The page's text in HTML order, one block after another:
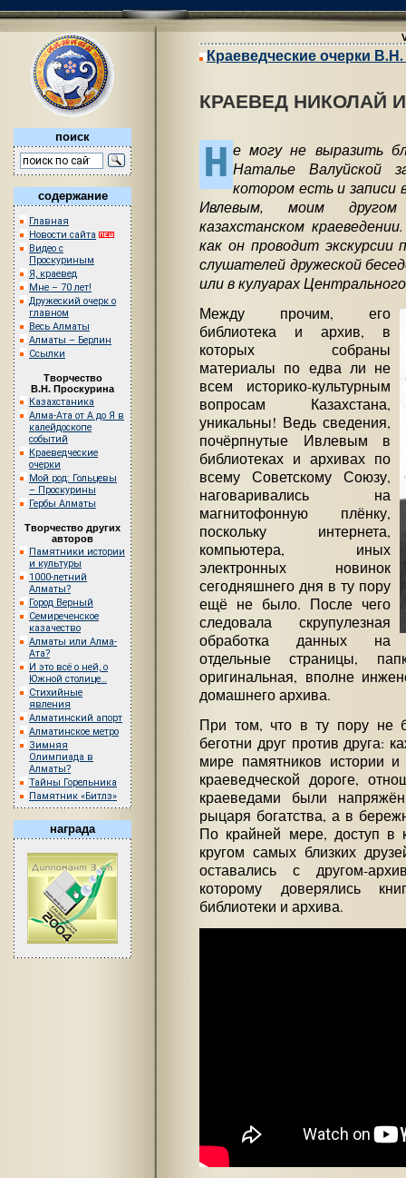
поиск
содержание
Главная
Новости сайта
Видео с
Проскуриным
Я, краевед
Мне – 70 лет!
Дружеский очерк о
главном
Весь Алматы
Алматы – Берлин
Ссылки
Творчество
В.Н. Проскурина
Казахстаника
Алма-Ата от А до Я в
калейдоскопе
событий
Краеведческие
очерки
Мой род: Гольцевы
– Проскурины
Гербы Алматы
Творчество других
авторов
Памятники истории
и культуры
1000-летний
Алматы?
Город Верный
Семиреченское
казачество
Алматы или Алма-
Ата?
И это всё о ней, о
Южной столице…
Стихийные
явления
Алматинский апорт
Алматинское метро
Зимняя
Олимпиада в
Алматы?
Тайны Горельника
Памятник «Битлз»
награда
Краеведческие очерки
КРАЕВЕД НИКОЛАЙ
Н е могу не выразить
Наталье Валуйской
котором есть и записи
Ивлевым, моим
казахстанском
как он проводит
слушателей дружеской
или в кулуарах
Между прочим, его
библиотека и архив, в
которых собраны
материалы по едва ли не
всем историко-культурным
вопросам Казахстана,
уникальны! Ведь сведения,
почёрпнутые Ивлевым в
библиотеках и архивах по
всему Советскому Союзу,
наговаривались на
магнитофонную плёнку,
поскольку интернета,
компьютера, иных
электронных новинок
сегодняшнего дня в ту пору
ещё не было. После чего
следовала скрупулезная
обработка данных на
отдельные страницы,
оригинальная, вполне
домашнего архива.
При том, что в ту пору не
беготни друг против друга:
мире памятников истории
краеведческой дороге,
краеведами были
рыцаря богатства, а в
По крайней мере, доступ в
кругом самых близких
оставались с другом-
которому доверялись
библиотеки и архива.